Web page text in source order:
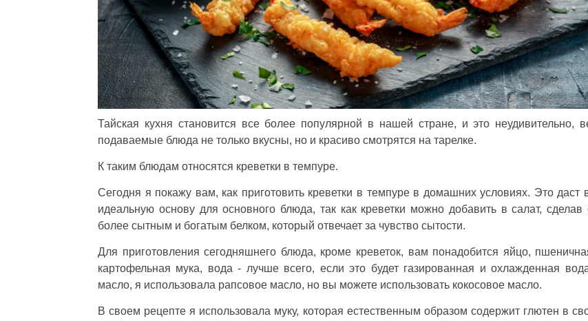
Тайская кухня становится все более популярной в нашей стране, и это неудивительно,
подаваемые блюда не только вкусны, но и красиво смотрятся на тарелке.
К таким блюдам относятся креветки в темпуре.
Сегодня я покажу вам, как приготовить креветки в темпуре в домашних условиях. Это даст
идеальную основу для основного блюда, так как креветки можно добавить в салат, сделав
более сытным и богатым белком, который отвечает за чувство сытости.
Для приготовления сегодняшнего блюда, кроме креветок, вам понадобится яйцо,
картофельная мука, вода - лучше всего, если это будет газированная и охлажденная
масло, я использовала рапсовое масло, но вы можете использовать кокосовое масло.
В своем рецепте я использовала муку, которая естественным образом содержит глютен в